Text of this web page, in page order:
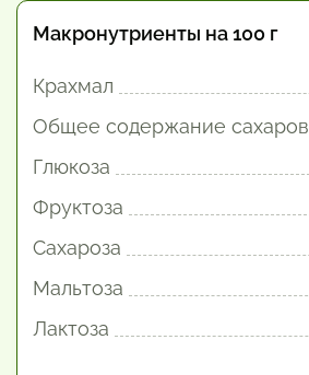
Макронутриенты на 100 г
Крахмал
Общее содержание сахаров
Глюкоза
Фруктоза
Сахароза
Мальтоза
Лактоза